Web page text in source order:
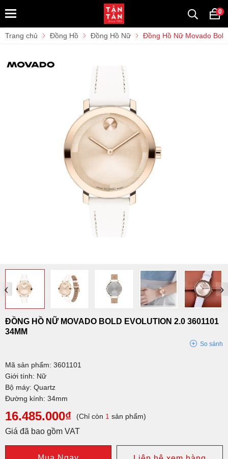
0
Trang chủ Đồng Hồ Đồng Hồ Nữ Đồng Hồ Nữ Movado
‹ ›
ĐỒNG HỒ NỮ MOVADO BOLD EVOLUTION 2.0 3601101
34MM
So sánh
Mã sản phẩm: 3601101
Giới tính: Nữ
Bộ máy: Quartz
Đường kính: 34mm
16.485.000₫ (Chỉ còn 1 sản phẩm)
Giá đã bao gồm VAT